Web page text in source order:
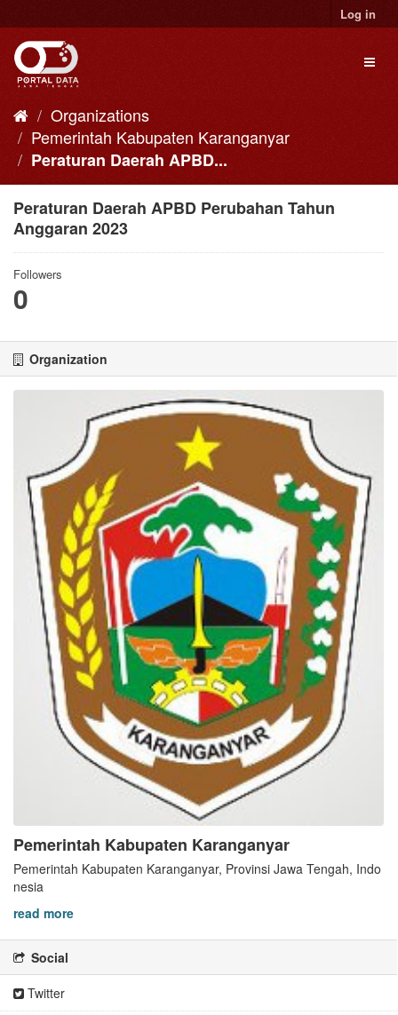
to
content
Log in
Organizations
Pemerintah Kabupaten Karanganyar
Peraturan Daerah APBD...
Peraturan Daerah APBD Perubahan Tahun
Anggaran 2023
Followers
0
Organization
Pemerintah Kabupaten Karanganyar
Pemerintah Kabupaten Karanganyar, Provinsi Jawa Tengah, Indo
nesia
read more
Social
Twitter